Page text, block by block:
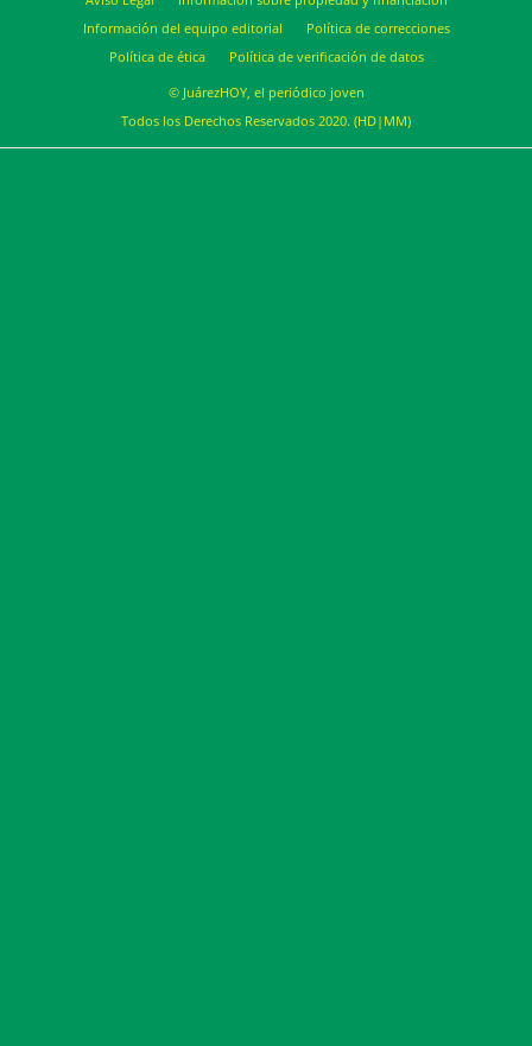
Información del equipo editorial
Política de correcciones
Política de ética
Política de verificación de datos
© JuárezHOY, el periódico joven
Todos los Derechos Reservados 2020. (HD|MM)